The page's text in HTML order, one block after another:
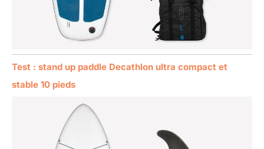
Test : stand up paddle Decathlon ultra compact et
stable 10 pieds